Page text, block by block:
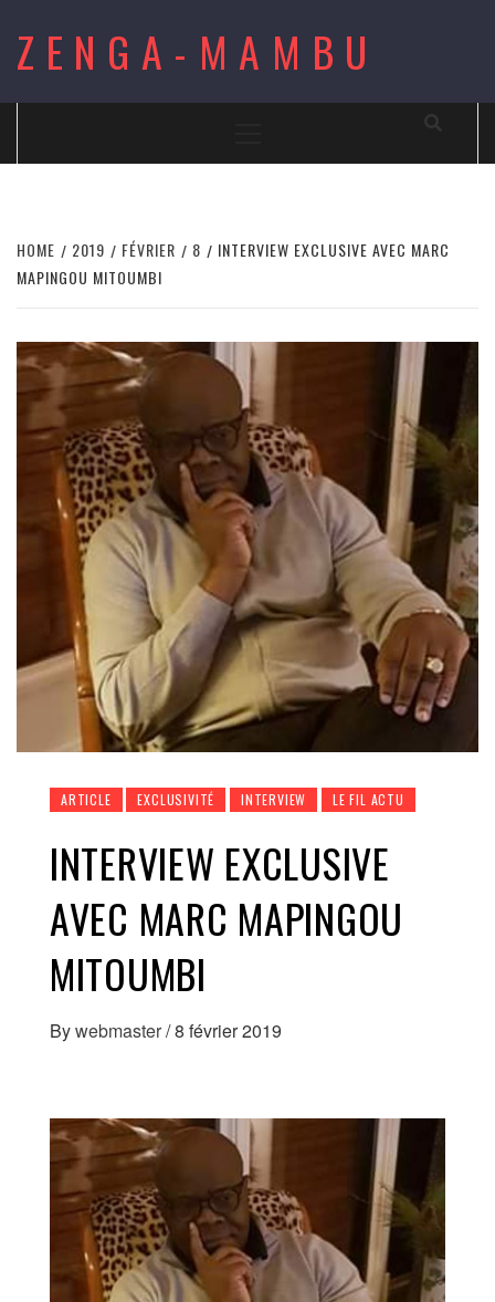
content
ZENGA-MAMBU
HOME 2019 FÉVRIER 8
INTERVIEW EXCLUSIVE AVEC MARC
MAPINGOU MITOUMBI
ARTICLE EXCLUSIVITÉ INTERVIEW LE FIL ACTU
INTERVIEW EXCLUSIVE
AVEC MARC MAPINGOU
MITOUMBI
Bywebmaster/8 février 2019